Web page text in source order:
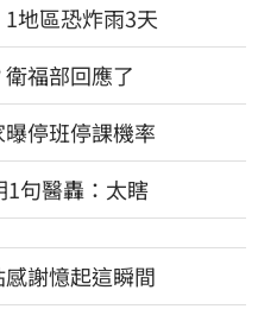
地區恐炸雨3天
福部回應了
停班停課機率
句醫轟：太瞎
謝憶起這瞬間